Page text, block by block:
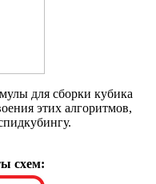
для сборки кубика
этих алгоритмов,
схем: